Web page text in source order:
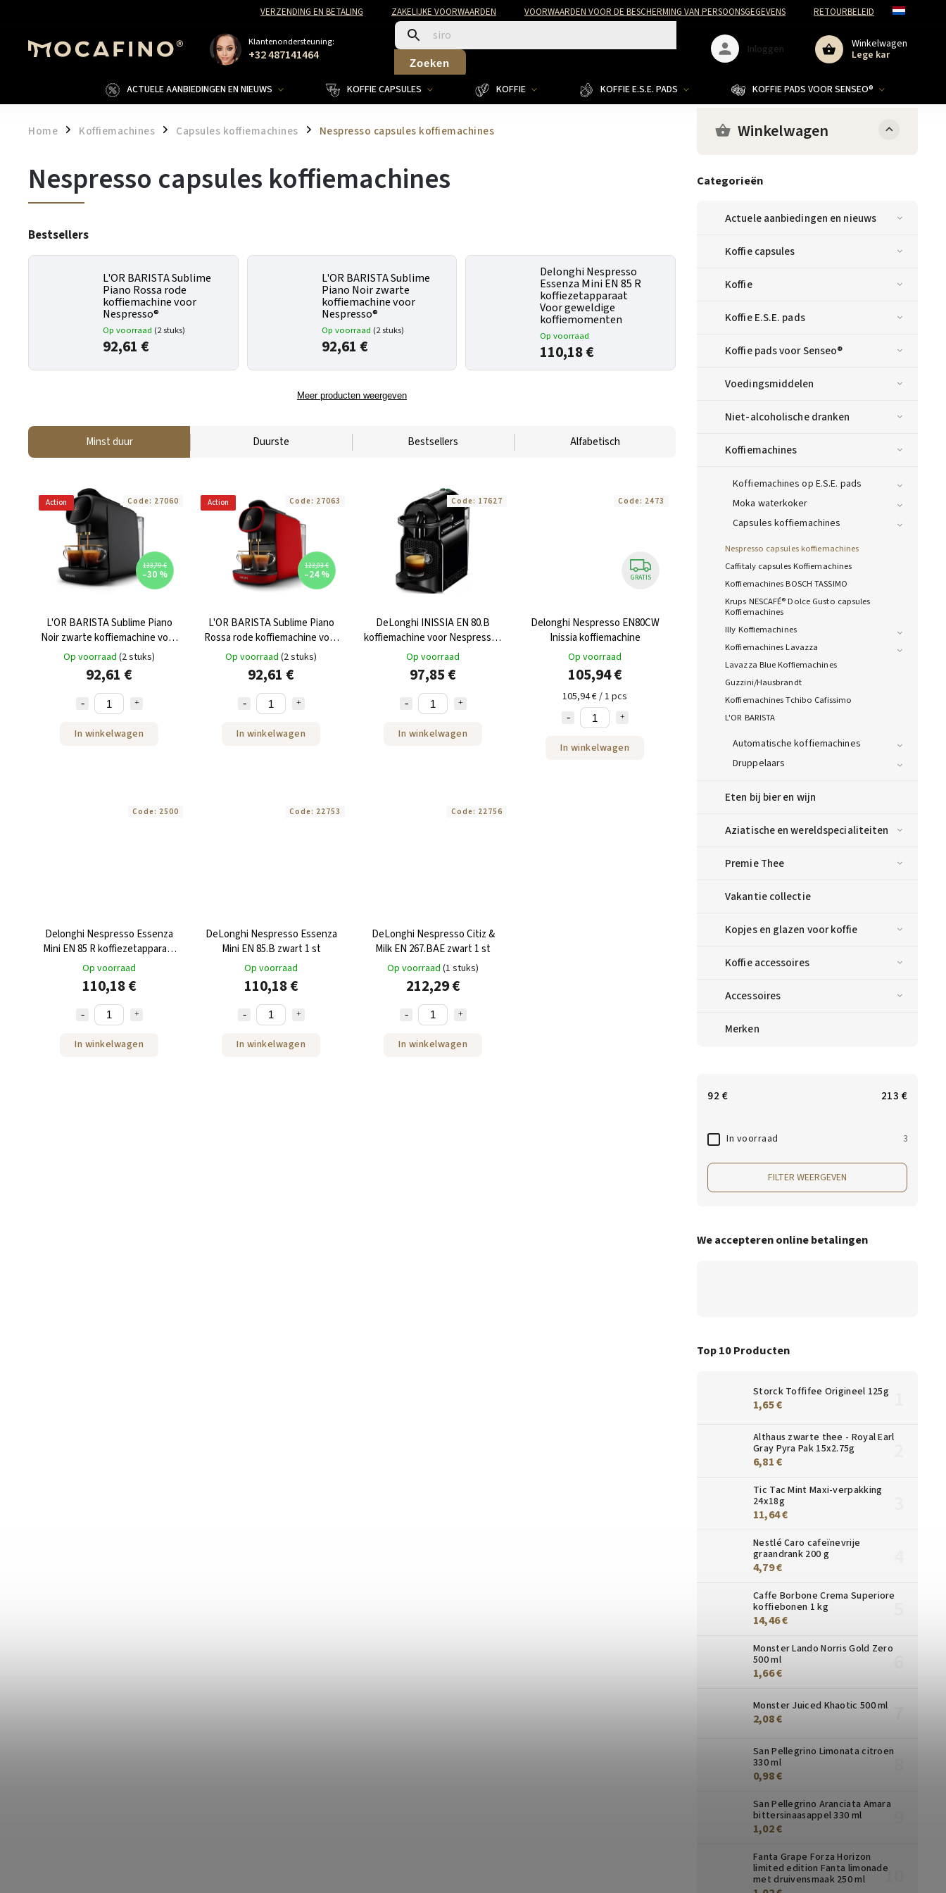
VERZENDING EN BETALING ZAKELIJKE VOORWAARDEN VOORWAARDEN VOOR DE BESCHERMING VAN PERSOONSGEGEVENS RETOURBELEID
Klantenondersteuning:
+32 487141464 Zoeken
Winkelwagen
Lege kar
Inloggen
ACTUELE AANBIEDINGEN EN NIEUWS KOFFIE CAPSULES KOFFIE KOFFIE E.S.E. PADS KOFFIE PADS VOOR SENSEO®
Home / Koffiemachines / Capsules koffiemachines / Nespresso capsules koffiemachines Winkelwagen
Categorieën
Actuele aanbiedingen en nieuws
Koffie capsules
Koffie
Koffie E.S.E. pads
Koffie pads voor Senseo®
Voedingsmiddelen
Niet-alcoholische dranken
Koffiemachines
Koffiemachines op E.S.E. pads
Moka waterkoker
Capsules koffiemachines
Nespresso capsules koffiemachines
Caffitaly capsules Koffiemachines
Koffiemachines BOSCH TASSIMO
Krups NESCAFÉ® Dolce Gusto capsules
Koffiemachines
Illy Koffiemachines
Koffiemachines Lavazza
Lavazza Blue Koffiemachines
Guzzini/Hausbrandt
Koffiemachines Tchibo Cafissimo
L'OR BARISTA
Automatische koffiemachines
Druppelaars
Eten bij bier en wijn
Aziatische en wereldspecialiteiten
Premie Thee
Vakantie collectie
Kopjes en glazen voor koffie
Koffie accessoires
Accessoires
Merken
92 € 213 €
In voorraad 3
FILTER WEERGEVEN
We accepteren online betalingen
Top 10 Producten
Storck Toffifee Origineel 125g
1,65 €
Althaus zwarte thee - Royal Earl
Gray Pyra Pak 15x2.75g
6,81 €
Tic Tac Mint Maxi-verpakking
24x18g
11,64 €
Nestlé Caro cafeïnevrije
graandrank 200 g
4,79 €
Caffe Borbone Crema Superiore
koffiebonen 1 kg
14,46 €
Monster Lando Norris Gold Zero
500 ml
1,66 €
Monster Juiced Khaotic 500 ml
2,08 €
San Pellegrino Limonata citroen
330 ml
0,98 €
San Pellegrino Aranciata Amara
bittersinaasappel 330 ml
1,02 €
Fanta Grape Forza Horizon
limited edition Fanta limonade
met druivensmaak 250 ml
Nespresso capsules koffiemachines
Bestsellers
L'OR BARISTA Sublime
Piano Rossa rode
koffiemachine voor
Nespresso®
Op voorraad (2 stuks)
92,61 €
L'OR BARISTA Sublime
Piano Noir zwarte
koffiemachine voor
Nespresso®
Op voorraad (2 stuks)
92,61 €
Delonghi Nespresso
Essenza Mini EN 85 R
koffiezetapparaat
Voor geweldige
koffiemomenten
Op voorraad
110,18 €
Meer producten weergeven
Minst duur Duurste Bestsellers Alfabetisch
Action
133,79 €
–30 %
L'OR BARISTA Sublime Piano
Noir zwarte koffiemachine voor
Nespresso®
Op voorraad (2 stuks)
92,61 €
In winkelwagen
Code: 27060 Action
123,03 €
–24 %
L'OR BARISTA Sublime Piano
Rossa rode koffiemachine voor
Nespresso®
Op voorraad (2 stuks)
92,61 €
In winkelwagen
Code: 27063
DeLonghi INISSIA EN 80.B
koffiemachine voor Nespresso®
capsules 1 st
Op voorraad
97,85 €
In winkelwagen
Code: 17627
GRATIS
Delonghi Nespresso EN80CW
Inissia koffiemachine
Op voorraad
105,94 €
105,94 € / 1 pcs
In winkelwagen
Code: 2473
Delonghi Nespresso Essenza
Mini EN 85 R koffiezetapparaat
Voor geweldige
koffiemomenten
Op voorraad
110,18 €
In winkelwagen
Code: 2500
DeLonghi Nespresso Essenza
Mini EN 85.B zwart 1 st
Op voorraad
110,18 €
In winkelwagen
Code: 22753
DeLonghi Nespresso Citiz &
Milk EN 267.BAE zwart 1 st
Op voorraad (1 stuks)
212,29 €
In winkelwagen
Code: 22756